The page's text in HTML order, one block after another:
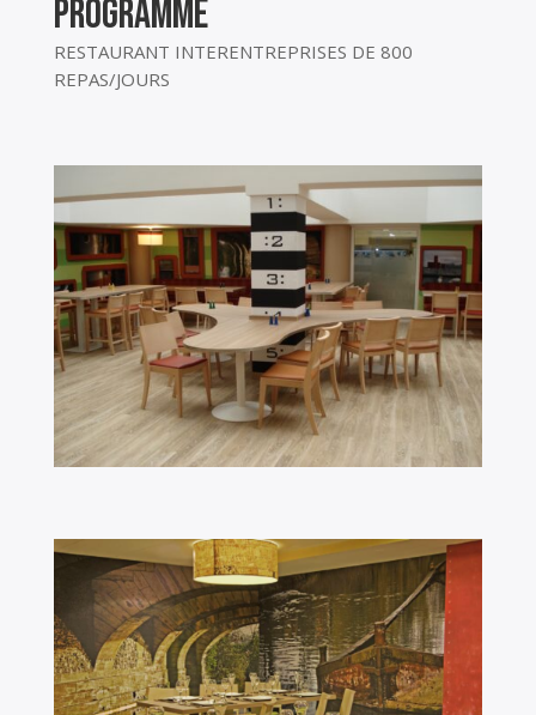
programme
RESTAURANT INTERENTREPRISES DE 800
REPAS/JOURS